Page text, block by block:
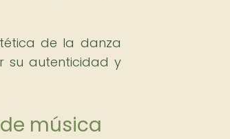
de la danza
su autenticidad y
música